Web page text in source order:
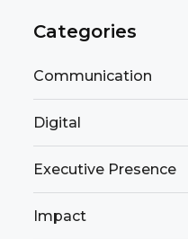
Categories
Communication
Digital
Executive Presence
Impact